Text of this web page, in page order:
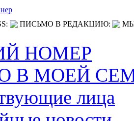
ПИСЬМО В РЕДАКЦИЮ:
НОМЕР
В МОЕЙ
лица